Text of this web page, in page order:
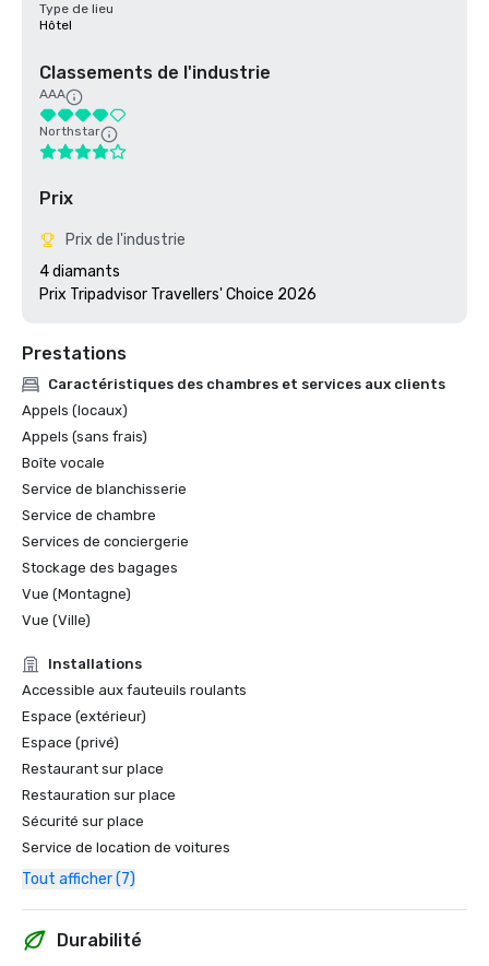
Type de lieu
Hôtel
Classements de l'industrie
AAA
Northstar
Prix
Prix de l'industrie
4 diamants
Prix Tripadvisor Travellers' Choice 2026
Prestations
Caractéristiques des chambres et services aux clients
Appels (locaux)
Appels (sans frais)
Boîte vocale
Service de blanchisserie
Service de chambre
Services de conciergerie
Stockage des bagages
Vue (Montagne)
Vue (Ville)
Installations
Accessible aux fauteuils roulants
Espace (extérieur)
Espace (privé)
Restaurant sur place
Restauration sur place
Sécurité sur place
Service de location de voitures
Tout afficher (7)
Durabilité